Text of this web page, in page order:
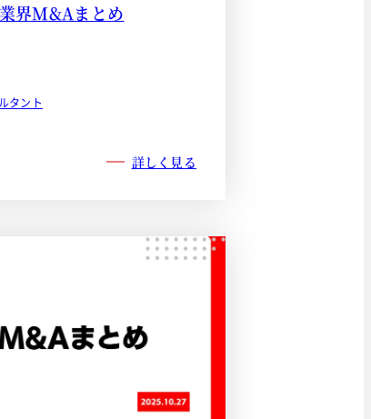
界M&Aまとめ
タント
詳しく見る